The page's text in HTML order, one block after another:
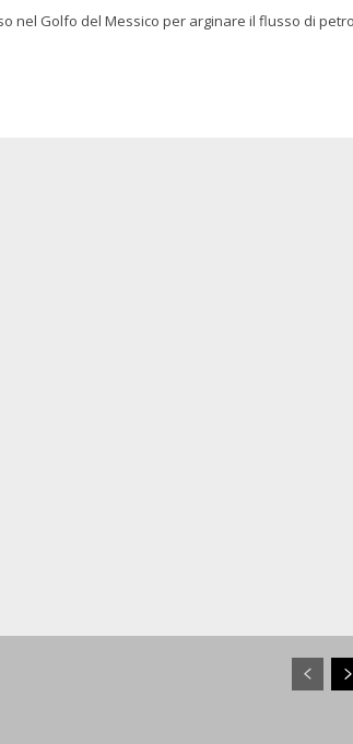
nel Golfo del Messico per arginare il flusso di